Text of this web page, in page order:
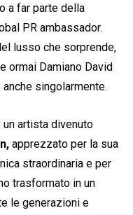
a far parte della
PR ambassador.
lusso che sorprende,
ormai Damiano David
singolarmente.
un artista divenuto
apprezzato per la sua
straordinaria e per
trasformato in un
le generazioni e